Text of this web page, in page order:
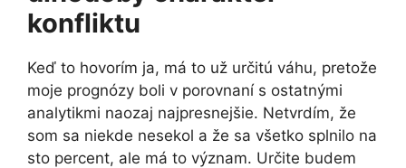
konfliktu
Keď to hovorím ja, má to už určitú váhu, pretože
moje prognózy boli v porovnaní s ostatnými
analytikmi naozaj najpresnejšie. Netvrdím, že
som sa niekde nesekol a že sa všetko splnilo na
sto percent, ale má to význam. Určite budem